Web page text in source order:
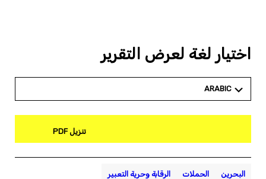
اختيار لغة لعرض التقرير
ARABIC
تنزيل PDF
البحرين الحملات الرقابة وحرية التعبير